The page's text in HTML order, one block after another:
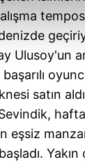
bu
hedefli reklamlar
sunabilmek
üçüncü
Ulusoy'un
satın
hafta
eşsiz